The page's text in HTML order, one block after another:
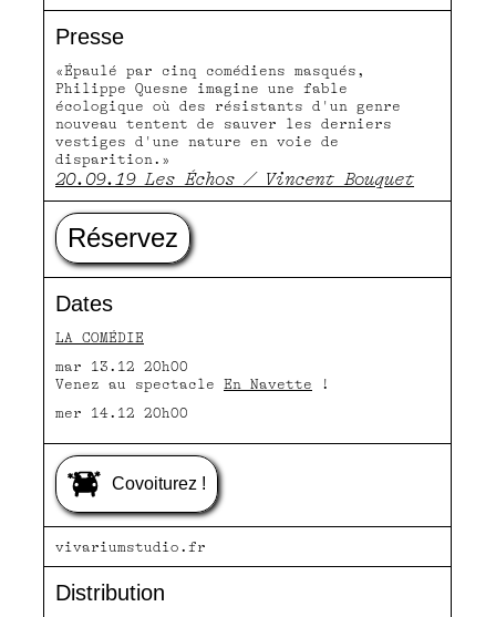
Presse
«Épaulé par cinq comédiens masqués,
Philippe Quesne imagine une fable
écologique où des résistants d'un genre
nouveau tentent de sauver les derniers
vestiges d'une nature en voie de
disparition.»
20.09.19 Les Échos / Vincent Bouquet
vivariumstudio.fr
Distribution
Réservez
Dates
LA COMÉDIE
mar 13.12 20h00
Venez au spectacle En Navette !
mer 14.12 20h00
Covoiturez !